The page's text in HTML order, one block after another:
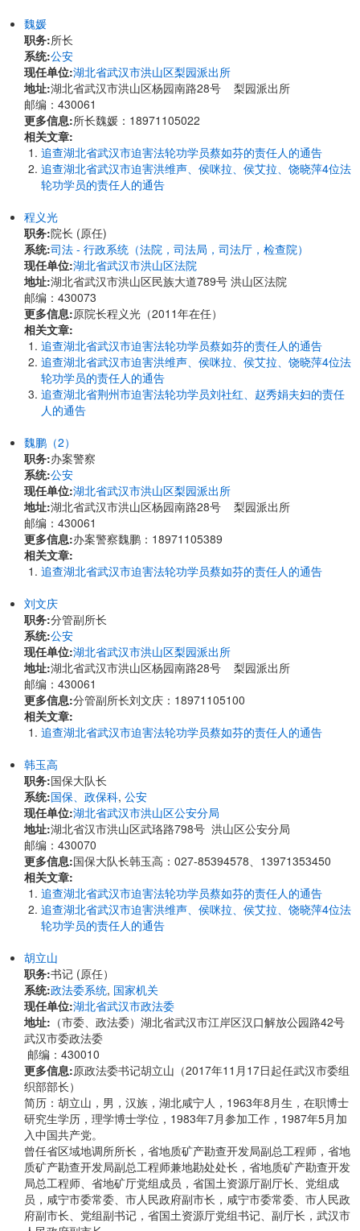
魏媛
职务:所长
系统:公安
现任单位:湖北省武汉市洪山区梨园派出所
地址:湖北省武汉市洪山区杨园南路28号 梨园派出所
邮编：430061
更多信息:所长魏媛：18971105022
相关文章:
追查湖北省武汉市迫害法轮功学员蔡如芬的责任人的通告
追查湖北省武汉市迫害洪维声、侯咪拉、侯艾拉、饶晓萍4位法
轮功学员的责任人的通告
程义光
职务:院长 (原任)
系统:司法 - 行政系统（法院，司法局，司法厅，检查院）
现任单位:湖北省武汉市洪山区法院
地址:湖北省武汉市洪山区民族大道789号 洪山区法院
邮编：430073
更多信息:原院长程义光（2011年在任）
相关文章:
追查湖北省武汉市迫害法轮功学员蔡如芬的责任人的通告
追查湖北省武汉市迫害洪维声、侯咪拉、侯艾拉、饶晓萍4位法
轮功学员的责任人的通告
追查湖北省荆州市迫害法轮功学员刘社红、赵秀娟夫妇的责任
人的通告
魏鹏（2）
职务:办案警察
系统:公安
现任单位:湖北省武汉市洪山区梨园派出所
地址:湖北省武汉市洪山区杨园南路28号 梨园派出所
邮编：430061
更多信息:办案警察魏鹏：18971105389
相关文章:
追查湖北省武汉市迫害法轮功学员蔡如芬的责任人的通告
刘文庆
职务:分管副所长
系统:公安
现任单位:湖北省武汉市洪山区梨园派出所
地址:湖北省武汉市洪山区杨园南路28号 梨园派出所
邮编：430061
更多信息:分管副所长刘文庆：18971105100
相关文章:
追查湖北省武汉市迫害法轮功学员蔡如芬的责任人的通告
韩玉高
职务:国保大队长
系统:国保、政保科, 公安
现任单位:湖北省武汉市洪山区公安分局
地址:湖北省汉市洪山区武珞路798号 洪山区公安分局
邮编：430070
更多信息:国保大队长韩玉高：027-85394578、13971353450
相关文章:
追查湖北省武汉市迫害法轮功学员蔡如芬的责任人的通告
追查湖北省武汉市迫害洪维声、侯咪拉、侯艾拉、饶晓萍4位法
轮功学员的责任人的通告
胡立山
职务:书记 (原任）
系统:政法委系统, 国家机关
现任单位:湖北省武汉市政法委
地址: ​​（市委、政法委）湖北省武汉市江岸区汉口解放公园路42号
武汉市委政法委
邮编：430010
更多信息:原政法委书记胡立山（2017年11月17日起任武汉市委组
织部部长）
简历：胡立山，男，汉族，湖北咸宁人，1963年8月生，在职博士
研究生学历，理学博士学位，1983年7月参加工作，1987年5月加
入中国共产党。
曾任省区域地调所所长，省地质矿产勘查开发局副总工程师，省地
质矿产勘查开发局副总工程师兼地勘处处长，省地质矿产勘查开发
局总工程师、省地矿厅党组成员，省国土资源厅副厅长、党组成
员，咸宁市委常委、市人民政府副市长，咸宁市委常委、市人民政
府副市长、党组副书记，省国土资源厅党组书记、副厅长，武汉市